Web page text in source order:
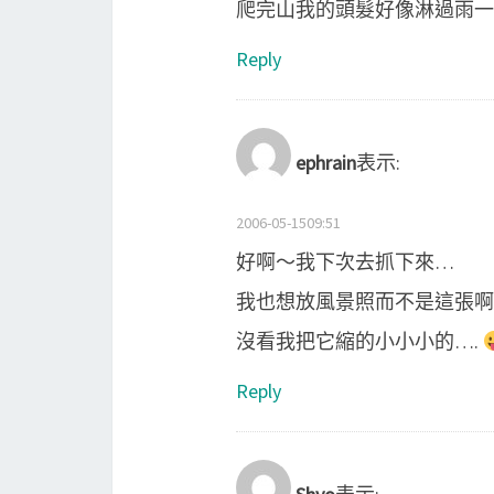
爬完山我的頭髮好像淋過雨
Reply
ephrain表示:
2006-05-1509:51
好啊～我下次去抓下來…
我也想放風景照而不是這張啊
沒看我把它縮的小小小的….
Reply